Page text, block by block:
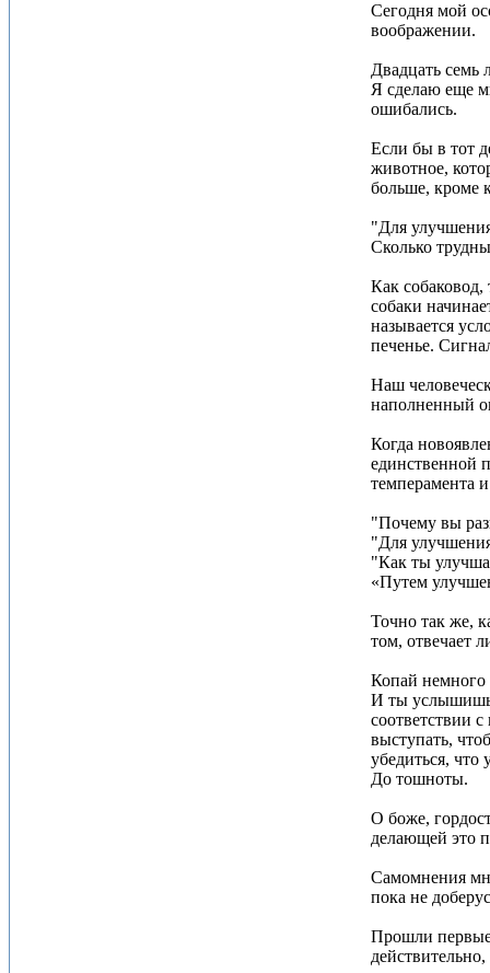
Сегодня мой
воображении.
Двадцать семь
Я сделаю еще
ошибались.
Если бы в тот
животное,
больше, кроме
"Для
Сколько
Как
собаки
называется
печенье.
Наш
наполненный
Когда
единственной
темперамента
"Почему вы
"Для
"Как ты
«Путем
Точно так же,
том, отвечает
Копай немного
И ты услышишь,
соответствии
выступать,
убедиться,
До тошноты.
О боже,
делающей это
Самомнения
пока не
Прошли первые